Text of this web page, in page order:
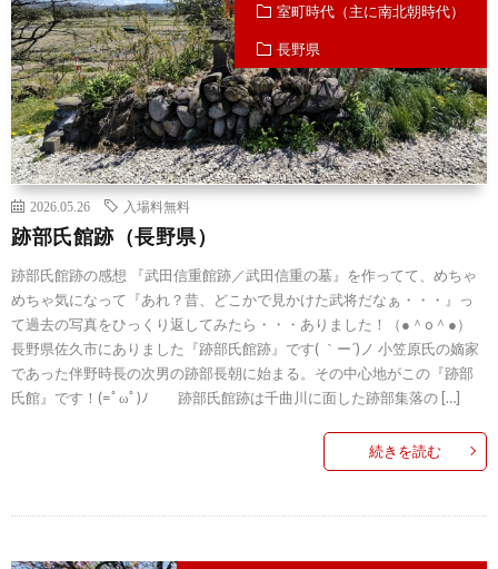
室町時代（主に南北朝時代）
長野県
2026.05.26 入場料無料
跡部氏館跡（長野県）
跡部氏館跡の感想 『武田信重館跡／武田信重の墓』を作ってて、めちゃ
めちゃ気になって『あれ？昔、どこかで見かけた武将だなぁ・・・』っ
て過去の写真をひっくり返してみたら・・・ありました！（●＾o＾●）
長野県佐久市にありました『跡部氏館跡』です( ｀ー´)ノ 小笠原氏の嫡家
であった伴野時長の次男の跡部長朝に始まる。その中心地がこの『跡部
氏館』です！(=ﾟωﾟ)ﾉ 跡部氏館跡は千曲川に面した跡部集落の […]
続きを読む